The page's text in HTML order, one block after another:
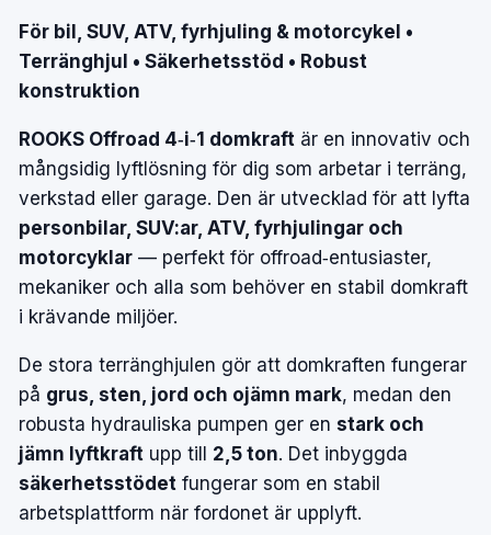
För bil, SUV, ATV, fyrhjuling & motorcykel •
Terränghjul • Säkerhetsstöd • Robust
konstruktion
ROOKS Offroad 4‑i‑1 domkraft är en innovativ och
mångsidig lyftlösning för dig som arbetar i terräng,
verkstad eller garage. Den är utvecklad för att lyfta
personbilar, SUV:ar, ATV, fyrhjulingar och
motorcyklar — perfekt för offroad‑entusiaster,
mekaniker och alla som behöver en stabil domkraft
i krävande miljöer.
De stora terränghjulen gör att domkraften fungerar
på grus, sten, jord och ojämn mark, medan den
robusta hydrauliska pumpen ger en stark och
jämn lyftkraft upp till 2,5 ton. Det inbyggda
säkerhetsstödet fungerar som en stabil
arbetsplattform när fordonet är upplyft.